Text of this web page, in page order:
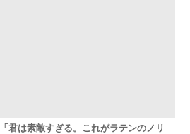
「君は素敵すぎる。これがラテンのノリ